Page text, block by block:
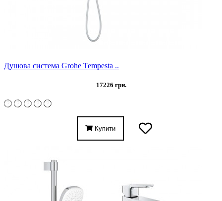
Душова система Grohe Tempesta ..
17226 грн.
Купити